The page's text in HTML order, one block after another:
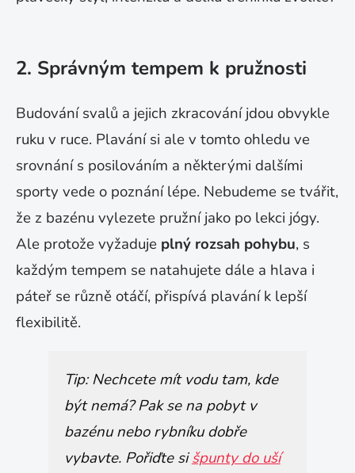
2. Správným tempem k pružnosti
Budování svalů a jejich zkracování jdou obvykle
ruku v ruce. Plavání si ale v tomto ohledu ve
srovnání s posilováním a některými dalšími
sporty vede o poznání lépe. Nebudeme se tvářit,
že z bazénu vylezete pružní jako po lekci jógy.
Ale protože vyžaduje plný rozsah pohybu, s
každým tempem se natahujete dále a hlava i
páteř se různě otáčí, přispívá plavání k lepší
flexibilitě.
Tip: Nechcete mít vodu tam, kde
být nemá? Pak se na pobyt v
bazénu nebo rybníku dobře
vybavte. Pořiďte sišpunty do uší